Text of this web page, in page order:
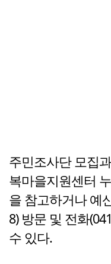
주민조사단 모집
복마을지원센터
을 참고하거나 예
8) 방문 및 전화
수 있다.